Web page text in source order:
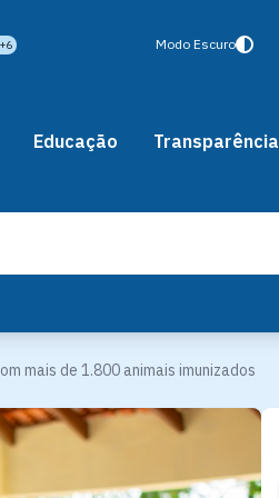
Modo Escuro
Educação Transparência
mais de 1.800 animais imunizados